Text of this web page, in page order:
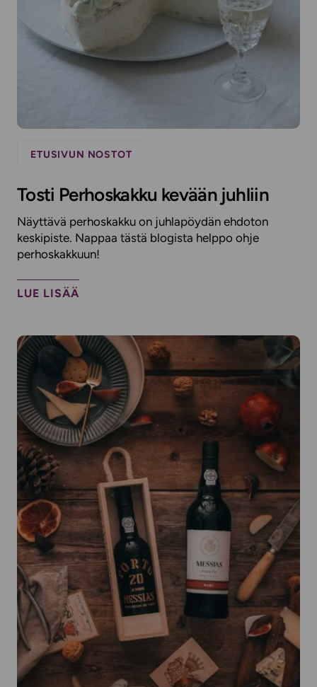
ETUSIVUN NOSTOT
Tosti Perhoskakku kevään juhliin
Näyttävä perhoskakku on juhlapöydän ehdoton
keskipiste. Nappaa tästä blogista helppo ohje
perhoskakkuun!
LUE LISÄÄ